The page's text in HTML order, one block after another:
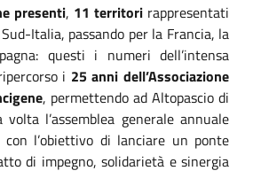
presenti, 11 territori rappresentati
Italia, passando per la Francia, la
questi i numeri dell’intensa
i 25 anni dell’Associazione
, permettendo ad Altopascio di
l’assemblea generale annuale
con l’obiettivo di lanciare un ponte
di impegno, solidarietà e sinergia